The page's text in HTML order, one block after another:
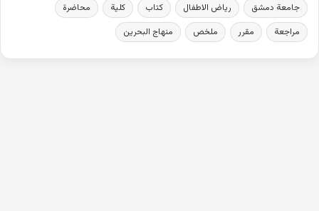
جامعة دمشق
رياض الاطفال كتاب كلية
محاضرة
مراجعة
مقرر ملخص منهاج البحرين